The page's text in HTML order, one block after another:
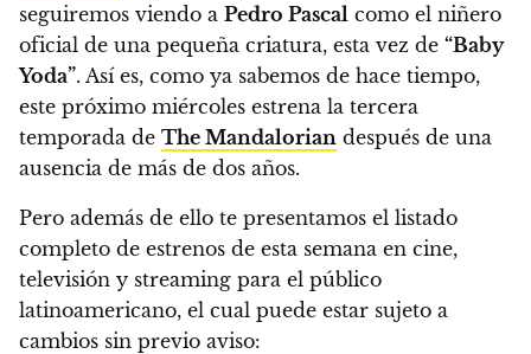
seguiremos viendo a Pedro Pascal como el niñero
oficial de una pequeña criatura, esta vez de “Baby
Yoda”. Así es, como ya sabemos de hace tiempo,
este próximo miércoles estrena la tercera
temporada de The Mandalorian después de una
ausencia de más de dos años.
Pero además de ello te presentamos el listado
completo de estrenos de esta semana en cine,
televisión y streaming para el público
latinoamericano, el cual puede estar sujeto a
cambios sin previo aviso: